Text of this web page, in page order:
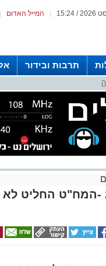
המייל האדום
תרבות ובידור
ירושלים
-המח"ט החליט לא